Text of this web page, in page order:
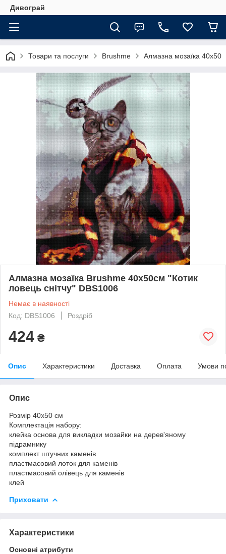
Дивограй
Товари та послуги Brushme Алмазна мозаїка 40х50
Алмазна мозаїка Brushme 40x50см "Котик
ловець снітчу" DBS1006
Немає в наявності
Код: DBS1006
Роздріб
424 ₴
Опис Характеристики Доставка Оплата Умови
Опис
Розмір 40x50 см
Комплектація набору:
клейка основа для викладки мозайки на дерев'яному
підрамнику
комплект штучних каменів
пластмасовий лоток для каменів
пластмасовий олівець для каменів
клей
Приховати
Характеристики
Основні атрибути